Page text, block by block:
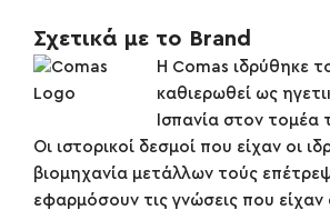
Σχετικά με το Brand
Η Comas ιδρύθηκε
καθιερωθεί ως
Ισπανία στον τομέα
Οι ιστορικοί δεσμοί που είχαν οι
βιομηχανία μετάλλων τούς
εφαρμόσουν τις γνώσεις που είχαν